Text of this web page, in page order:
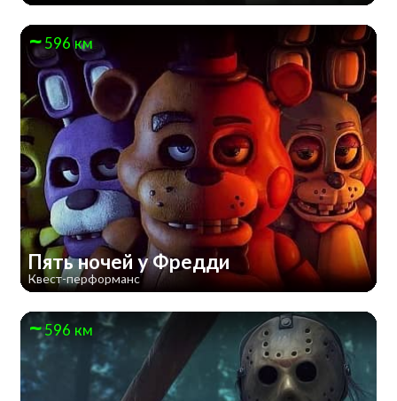
596 км
Пять ночей у Фредди
Квест-перформанс
596 км